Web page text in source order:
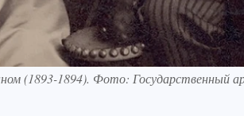
(1893-1894). Фото: Государственный